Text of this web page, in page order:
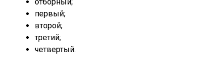
первый;
второй;
третий;
четвертый.